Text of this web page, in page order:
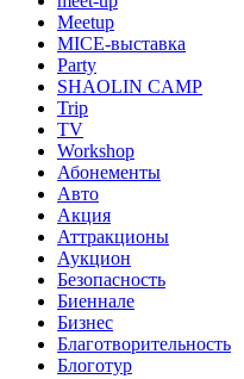
Meetup
MICE-выставка
Party
SHAOLIN CAMP
Trip
TV
Workshop
Абонементы
Авто
Акция
Аттракционы
Аукцион
Безопасность
Биеннале
Бизнес
Благотворительность
Блоготур